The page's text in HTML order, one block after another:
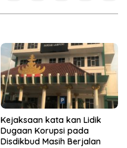
Kejaksaan kata kan Lidik
Dugaan Korupsi pada
Disdikbud Masih Berjalan